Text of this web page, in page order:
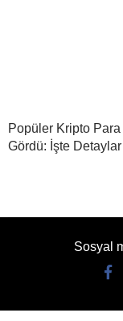
Popüler Kripto
Gördü: İşte Detaylar
Sosyal